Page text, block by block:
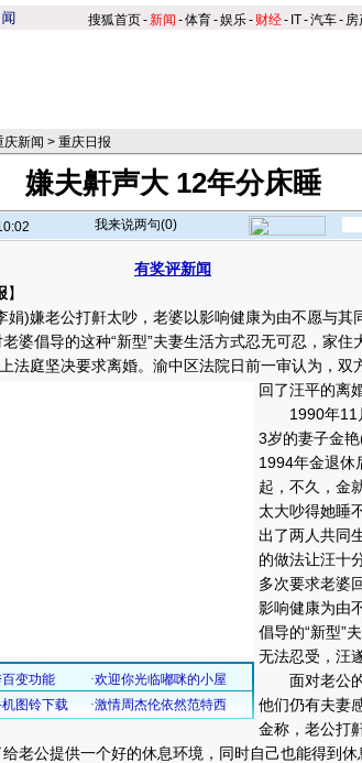
搜狐首页-新闻 -体育-娱乐- 财经- IT-汽车- 房
庆新闻 > 重庆日报
嫌夫鼾声大 12年分床睡
我来说两句(0)
有奖评新闻
】
)嫌老公打鼾太吵，老婆以影响健康为由不愿与其
婆倡导的这种“新型”夫妻生活方式忍无可忍，家住
法庭坚决要求离婚。 渝中区法院日前一审认为，双
回了汪平的离
1990年11
3岁的妻子金艳
1994年金退休
起，不久，金
太大吵得她睡
出了两人共同
的做法让汪十
多次要求老婆
影响健康为由
倡导的“新型”
无法忍受，汪
面对老公的
他们仍有夫妻
金称，老公打
老公提供一个好的休息环境，同时自己也能得到